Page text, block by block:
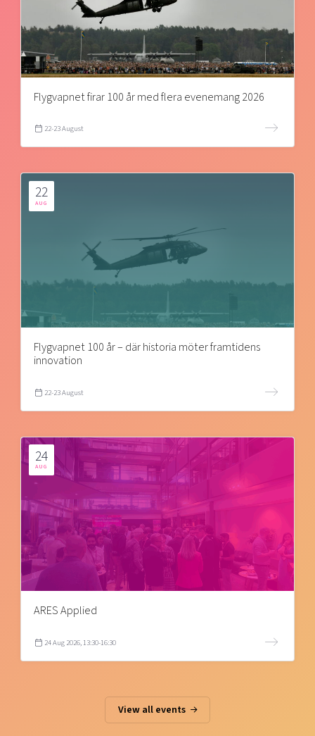
Flygvapnet firar 100 år med flera evenemang 2026
22-23 August
22
AUG
Flygvapnet 100 år – där historia möter framtidens
innovation
22-23 August
24
AUG
ARES Applied
24 Aug 2026, 13:30-16:30
View all events